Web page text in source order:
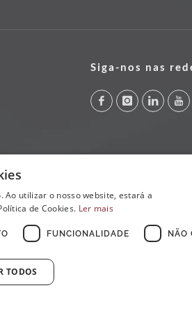
Siga-nos nas
Ao utilizar o nosso website, estará a
de Cookies. Ler mais
FUNCIONALIDADE NÃO
TODOS